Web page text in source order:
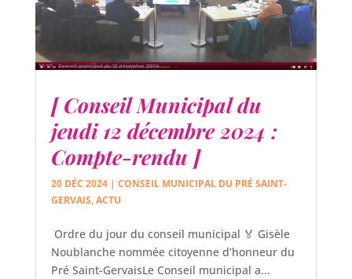
[ Conseil Municipal du
jeudi 12 décembre 2024 :
Compte-rendu ]
20 DÉC 2024| CONSEIL MUNICIPAL DU PRÉ SAINT-
GERVAIS,ACTU
Ordre du jour du conseil municipal 🏅 Gisèle
Noublanche nommée citoyenne d’honneur du
Pré Saint-GervaisLe Conseil municipal a...